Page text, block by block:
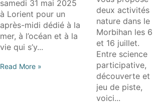
samedi 31 mai 2025
à Lorient pour un
après-midi dédié à la
mer, à l’océan et à la
vie qui s’y...
Read More »
deux activités
nature dans le
Morbihan les 6
et 16 juillet.
Entre science
participative,
découverte et
jeu de piste,
voici...